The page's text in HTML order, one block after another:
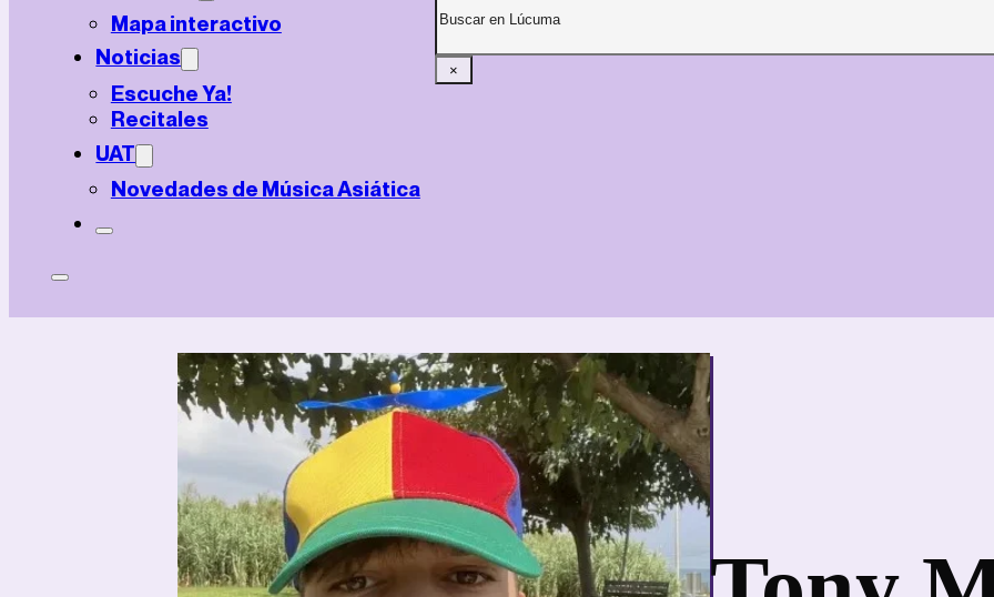
Mapa interactivo
Noticias
Escuche Ya!
Recitales
UAT
Novedades de Música Asiática
×